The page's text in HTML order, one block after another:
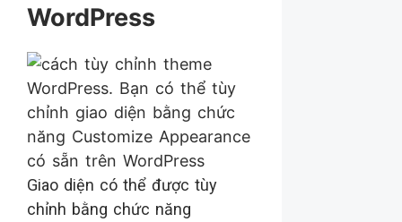
WordPress
Giao diện có thể được tùy
chỉnh bằng chức năng